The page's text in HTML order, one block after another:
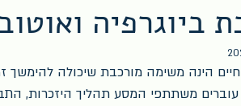
ביוגרפיה
הינה משימה מורכבת שיכולה להימשך
משתתפי המסע תהליך היזכרות,